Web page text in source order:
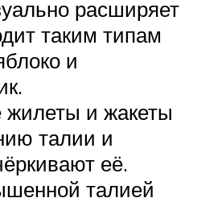
расширяет
таким типам
и
жилеты и жакеты
талии и
её.
талией